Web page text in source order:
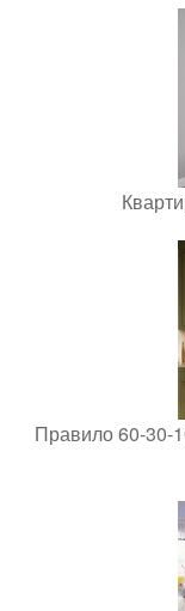
Правило 60-30-